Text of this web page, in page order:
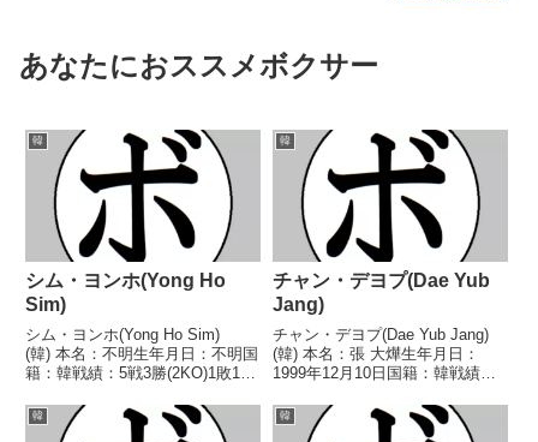
あなたにおススメボクサー
韓
シム・ヨンホ(Yong Ho
Sim)
シム・ヨンホ(Yong Ho Sim)
(韓) 本名：不明生年月日：不明国
籍：韓戦績：5戦3勝(2KO)1敗1
歴】2025/04/13 ○1RKO キ
ム・ドンファン(韓)2025/05/24
韓
チャン・デヨプ(Dae Yub
Jang)
チャン・デヨプ(Dae Yub Jang)
(韓) 本名：張 大燁生年月日：
1999年12月10日国籍：韓戦績：
トル】なし 【戦歴】
2023/03/18 ○3RTKO キム・ミ
韓 韓